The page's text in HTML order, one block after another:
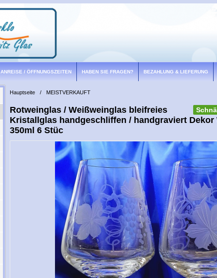
ANREISE / ÖFFNUNGSZEITEN HABEN SIE FRAGEN? BEZAHLUNG & LIEFERUNG
Hauptseite / MEISTVERKAUFT
Rotweinglas / Weißweinglas bleifreies
Kristallglas handgeschliffen / handgraviert Dekor
350ml 6 Stüc